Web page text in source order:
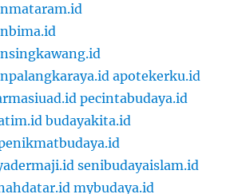
apotekerku.id
pecintabudaya.id
budayakita.id
senibudayaislam.id
mybudaya.id